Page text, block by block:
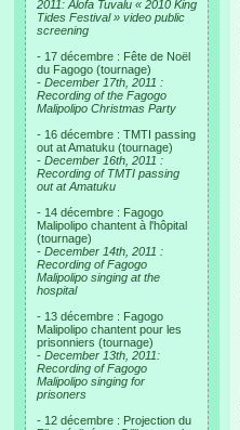
2011: Alofa Tuvalu « 2010 King
Tides Festival » video public
screening
- 17 décembre : Fête de Noël
du Fagogo (tournage)
- December 17th, 2011 :
Recording of the Fagogo
Malipolipo Christmas Party
- 16 décembre : TMTI passing
out at Amatuku (tournage)
- December 16th, 2011 :
Recording of TMTI passing
out at Amatuku
- 14 décembre : Fagogo
Malipolipo chantent à l'hôpital
(tournage)
- December 14th, 2011 :
Recording of Fagogo
Malipolipo singing at the
hospital
- 13 décembre : Fagogo
Malipolipo chantent pour les
prisonniers (tournage)
- December 13th, 2011:
Recording of Fagogo
Malipolipo singing for
prisoners
- 12 décembre : Projection du